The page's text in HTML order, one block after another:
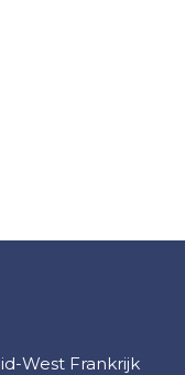
West Frankrijk